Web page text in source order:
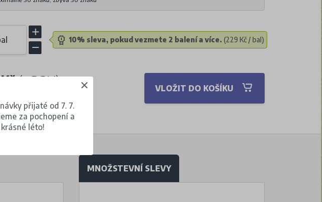
10% sleva, pokud vezmete 2 balení a více. (229 Kč / bal)
(s DPH)
VLOŽIT DO KOŠÍKU
MNOŽSTEVNÍ SLEVY
přijaté od 7. 7.
za pochopení a
léto!